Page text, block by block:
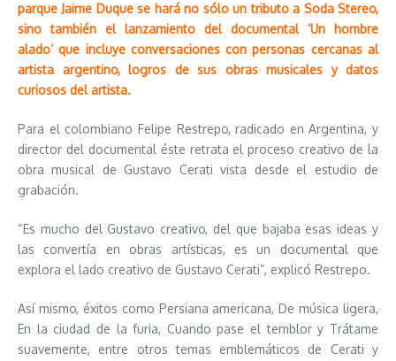
parque Jaime Duque se hará no sólo un tributo a Soda Stereo,
sino también el lanzamiento del documental ‘Un hombre
alado’ que incluye conversaciones con personas cercanas al
artista argentino, logros de sus obras musicales y datos
curiosos del artista.
Para el colombiano Felipe Restrepo, radicado en Argentina, y
director del documental éste retrata el proceso creativo de la
obra musical de Gustavo Cerati vista desde el estudio de
grabación.
“Es mucho del Gustavo creativo, del que bajaba esas ideas y
las convertía en obras artísticas, es un documental que
explora el lado creativo de Gustavo Cerati”, explicó Restrepo.
Así mismo, éxitos como Persiana americana, De música ligera,
En la ciudad de la furia, Cuando pase el temblor y Trátame
suavemente, entre otros temas emblemáticos de Cerati y